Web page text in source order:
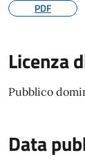
PDF
Licenza
Pubblico
Data